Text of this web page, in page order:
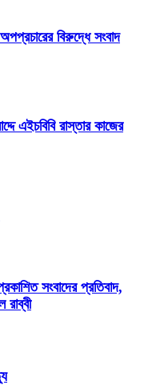
বিরুদ্ধে সংবাদ
এইচবিবি রাস্তার কাজের
সংবাদের প্রতিবাদ,